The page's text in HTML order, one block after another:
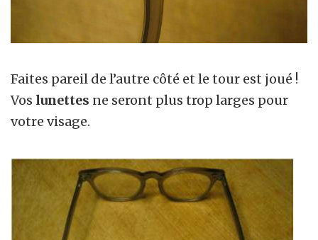
Faites pareil de l’autre côté et le tour est joué !
Vos lunettes ne seront plus trop larges pour
votre visage.